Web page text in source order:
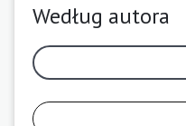
Według autora